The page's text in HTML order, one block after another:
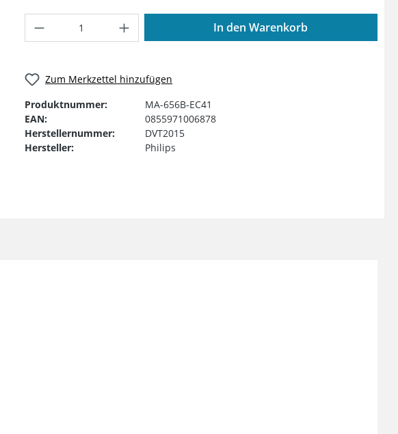
Produkt Anzahl: Gib den gewünschten Wert
In den Warenkorb
Zum Merkzettel hinzufügen
Produktnummer:
MA-656B-EC41
EAN:
0855971006878
Herstellernummer:
DVT2015
Hersteller:
Philips